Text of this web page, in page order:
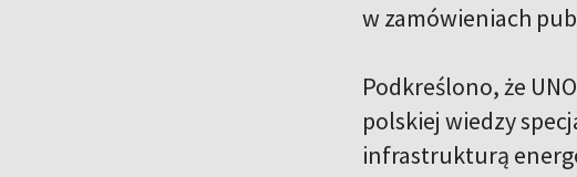
w zamówieniach
Podkreślono, że
polskiej wiedzy
infrastrukturą